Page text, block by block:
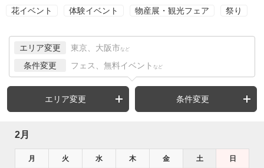
花イベント 体験イベント 物産展・観光フェア 祭り
エリア変更 東京、大阪市 など
条件変更 フェス、無料イベント など
エリア変更 条件変更
2月
月 火 水 木 金 土 日